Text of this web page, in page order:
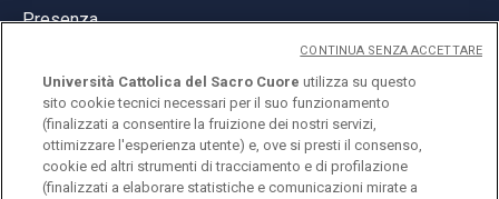
Presenza
© Università Cattolica del Sacro Cuore
Largo A. Gemelli 1, 20123 Milano
Università Cattolica del Sacro Cuore utilizza su questo
sito cookie tecnici necessari per il suo funzionamento
(finalizzati a consentire la fruizione dei nostri servizi,
ottimizzare l'esperienza utente) e, ove si presti il consenso,
cookie ed altri strumenti di tracciamento e di profilazione
(finalizzati a elaborare statistiche e comunicazioni mirate a
CONTINUA SENZA ACCETTARE